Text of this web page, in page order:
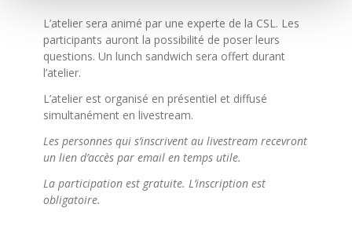
L’atelier sera animé par une experte de la CSL. Les
participants auront la possibilité de poser leurs
questions. Un lunch sandwich sera offert durant
l’atelier.
L’atelier est organisé en présentiel et diffusé
simultanément en livestream.
Les personnes qui s’inscrivent au livestream recevront
un lien d’accès par email en temps utile.
La participation est gratuite. L’inscription est
obligatoire.